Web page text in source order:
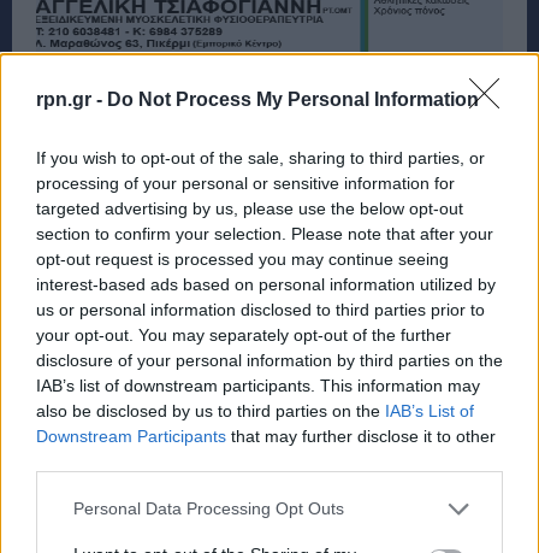
rpn.gr - Do Not Process My Personal Information
If you wish to opt-out of the sale, sharing to third parties, or
processing of your personal or sensitive information for
targeted advertising by us, please use the below opt-out
section to confirm your selection. Please note that after your
opt-out request is processed you may continue seeing
interest-based ads based on personal information utilized by
us or personal information disclosed to third parties prior to
your opt-out. You may separately opt-out of the further
disclosure of your personal information by third parties on the
IAB’s list of downstream participants. This information may
also be disclosed by us to third parties on the IAB’s List of
Downstream Participants that may further disclose it to other
Personal Data Processing Opt Outs